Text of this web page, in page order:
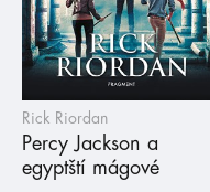
Rick Riordan
Percy Jackson a
egyptští mágové